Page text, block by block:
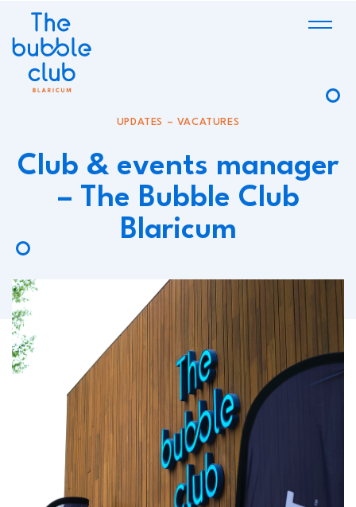
UPDATES – VACATURES
Club & events manager
– The Bubble Club
Blaricum